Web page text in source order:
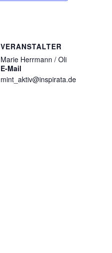
VERANSTALTER
Marie Herrmann / Oli
E-Mail
mint_aktiv@inspirata.de